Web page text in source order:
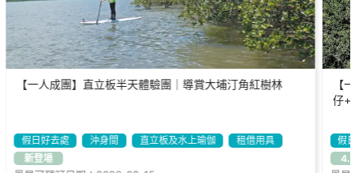
【一人成團】直立板半天體驗團｜導賞大埔汀角紅樹林
假日好去處 沖身間 直立板及水上瑜伽
租借用具
新登場
【
仔+
假
4.3